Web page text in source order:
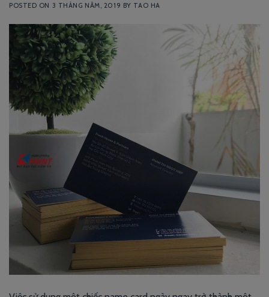
POSTED ON 3 THÁNG NĂM, 2019 BY TAO HA